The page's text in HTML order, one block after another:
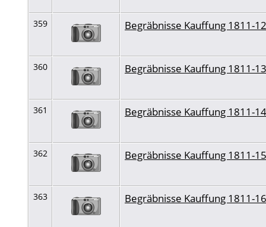
359 Begräbnisse Kauffung 1811-12
360 Begräbnisse Kauffung 1811-13
361 Begräbnisse Kauffung 1811-14
362 Begräbnisse Kauffung 1811-15
363 Begräbnisse Kauffung 1811-16